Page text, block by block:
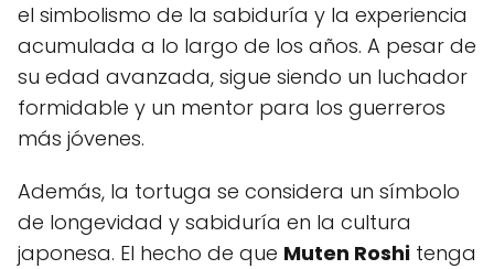
el simbolismo de la sabiduría y la experiencia
acumulada a lo largo de los años. A pesar de
su edad avanzada, sigue siendo un luchador
formidable y un mentor para los guerreros
más jóvenes.
Además, la tortuga se considera un símbolo
de longevidad y sabiduría en la cultura
japonesa. El hecho de que Muten Roshi tenga